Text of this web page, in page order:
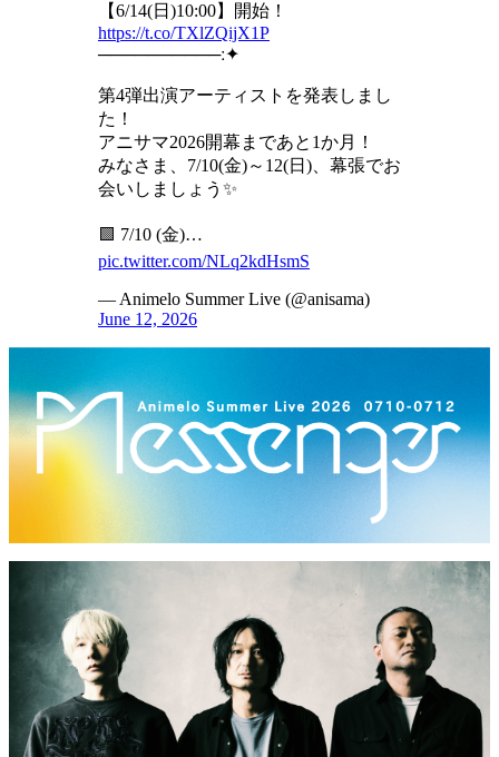
【6/14(日)10:00】開始！
https://t.co/TXlZQijX1P
──────────ː✦
第4弾出演アーティストを発表しまし
た！
アニサマ2026開幕まであと1か月！
みなさま、7/10(金)～12(日)、幕張でお
会いしましょう✨
🟩 7/10 (金)…
pic.twitter.com/NLq2kdHsmS
— Animelo Summer Live (@anisama)
June 12, 2026